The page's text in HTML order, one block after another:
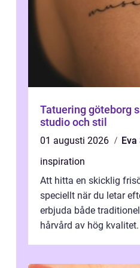
Tatuering göteborg så hittar du rätt
studio och stil
01 augusti 2026
inspiration
Att hitta en skicklig
speciellt när du letar
erbjuda både
hårvård av hög kvalitet.